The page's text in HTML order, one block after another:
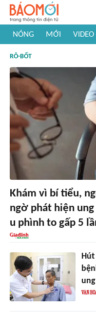
NÓNG MỚI VIDEO
#Khám phá thế giới
RÔ-BỐT
Khám vì bí tiểu,
ngờ phát hiện
u phình to gấp 5